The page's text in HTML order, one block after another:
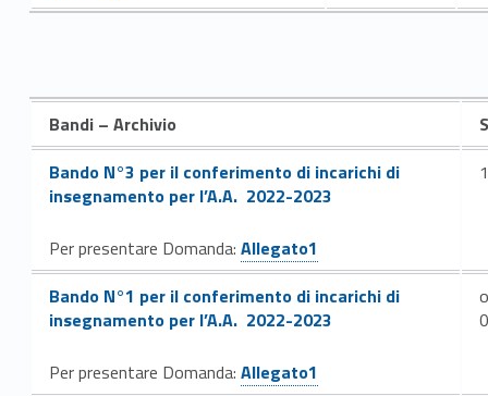
Bandi – Archivio
Link identifier #identifier__50468-72
Bando N°3 per il conferimento di incarichi di
insegnamento per l’A.A. 2022-2023
Per presentare Domanda: Link identifier #identifier__59136-73
Allegato1
Link identifier #identifier__2148-75
Bando N°1 per il conferimento di incarichi di
insegnamento per l’A.A. 2022-2023
Per presentare Domanda: Link identifier #identifier__170654-76
Allegato1